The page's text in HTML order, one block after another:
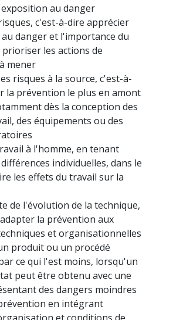
au danger
c'est-à-dire apprécier
danger et l'importance du
les actions de
mener
risques à la source, c'est-à-
la prévention le plus en amont
dès la conception des
des équipements ou des
à l'homme, en tenant
individuelles, dans le
les effets du travail sur la
de l'évolution de la technique,
la prévention aux
et organisationnelles
produit ou un procédé
ce qui l'est moins, lorsqu'un
peut être obtenu avec une
des dangers moindres
en intégrant